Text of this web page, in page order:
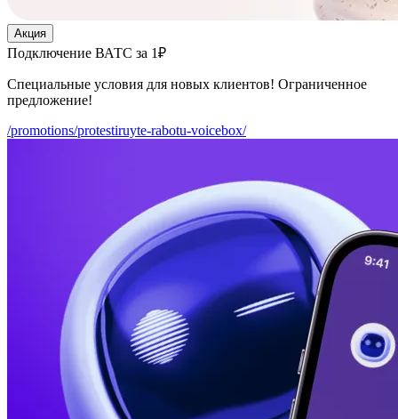
Акция
Подключение ВАТС за 1₽
Специальные условия для новых клиентов! Ограниченное
предложение!
/promotions/protestiruyte-rabotu-voicebox/